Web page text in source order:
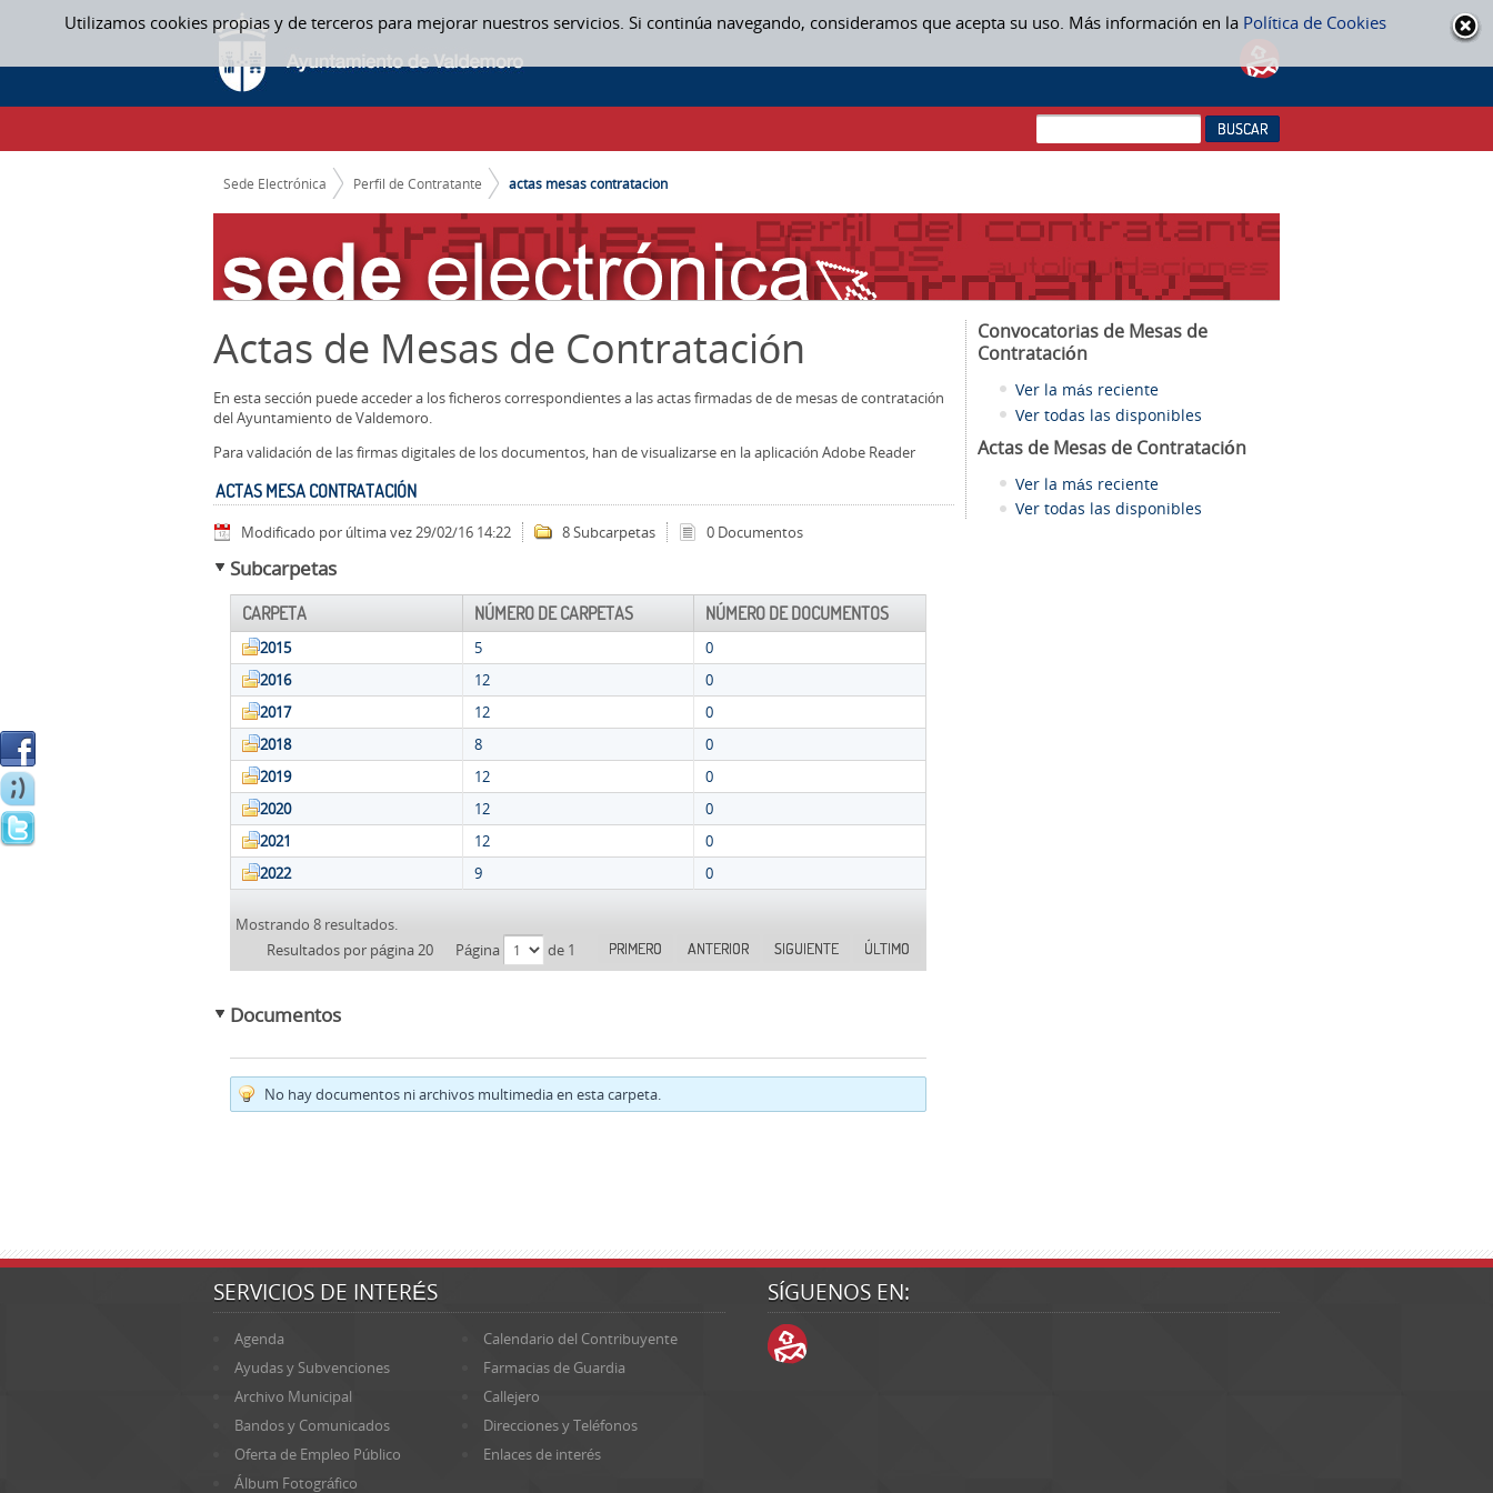
Utilizamos cookies propias y de terceros para mejorar nuestros servicios. Si continúa navegando, consideramos que acepta su uso. Más información en la Política de Cookies
Saltar al contenido
ACTAS MESA CONTRATACIÓN - ACTAS MESAS CONTRATACION
CAMINO DE MIGAS
Sede Electrónica Perfil de Contratante actas mesas contratacion
Actas de Mesas de Contratación
En esta sección puede acceder a los ficheros correspondientes a las actas firmadas de de mesas de contratación
del Ayuntamiento de Valdemoro.
Para validación de las firmas digitales de los documentos, han de visualizarse en la aplicación Adobe Reader
ACTAS MESA CONTRATACIÓN
Modificado por última vez 29/02/16 14:22 8 Subcarpetas 0 Documentos
Subcarpetas
CARPETA NÚMERO DE CARPETAS NÚMERO DE DOCUMENTOS
2015 5
0
2016
12
0
2017
12
0
2018
8
0
2019
12
0
2020
12
0
2021
12
0
2022
9 0
Mostrando 8 resultados.
Resultados por página 20
Página de 1 PRIMERO ANTERIOR SIGUIENTE ÚLTIMO
Documentos
No hay documentos ni archivos multimedia en esta carpeta.
Convocatorias de Mesas de
Contratación
Ver la más reciente
Ver todas las disponibles
Actas de Mesas de Contratación
Ver la más reciente
Ver todas las disponibles
SERVICIOS DE INTERÉS
Agenda
Calendario del Contribuyente
Ayudas y Subvenciones
Farmacias de Guardia
Archivo Municipal
Callejero
Bandos y Comunicados
Direcciones y Teléfonos
Oferta de Empleo Público
Enlaces de interés
Álbum Fotográfico
SÍGUENOS EN: